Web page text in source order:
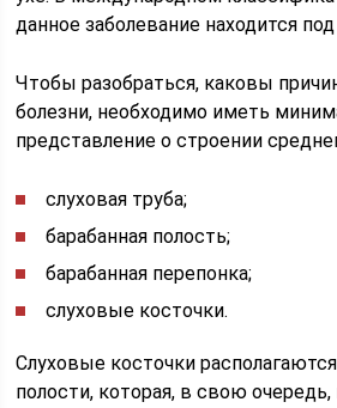
данное заболевание находится
Чтобы разобраться, каковы
болезни, необходимо иметь
представление о строении
слуховая труба;
барабанная полость;
барабанная перепонка;
слуховые косточки.
Слуховые косточки
полости, которая, в свою